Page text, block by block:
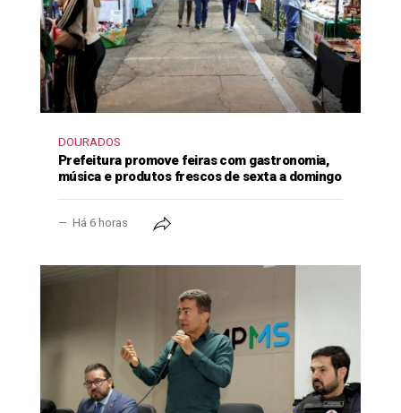
DOURADOS
Prefeitura promove feiras com gastronomia,
música e produtos frescos de sexta a domingo
Há 6 horas